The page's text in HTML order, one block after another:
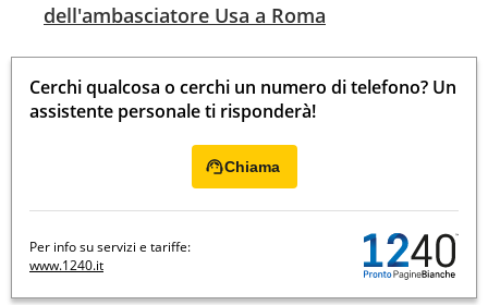
dell'ambasciatore Usa a Roma
Cerchi qualcosa o cerchi un numero di telefono? Un
assistente personale ti risponderà!
Chiama
Per info su servizi e tariffe:
www.1240.it